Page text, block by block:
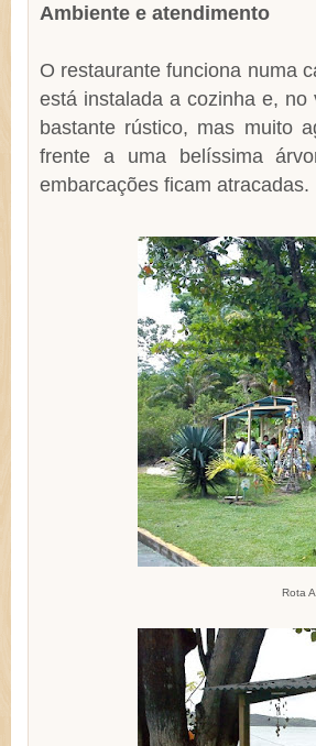
Ambiente e atendimento
O restaurante funciona numa
está instalada a cozinha e,
bastante rústico, mas muito
frente a uma belíssima
embarcações ficam atracadas.
Rota